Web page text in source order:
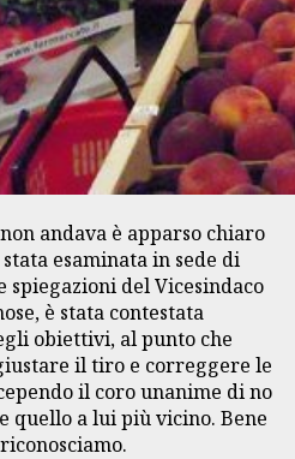
andava è apparso chiaro
esaminata in sede di
spiegazioni del Vicesindaco
è stata contestata
obiettivi, al punto che
il tiro e correggere le
il coro unanime di no
quello a lui più vicino. Bene